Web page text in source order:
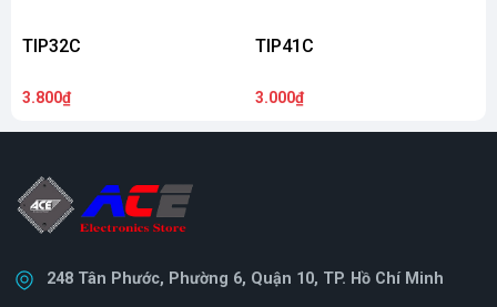
TIP32C
3.800₫
TIP41C
3.000₫
248 Tân Phước, Phường 6, Quận 10, TP. Hồ Chí Minh